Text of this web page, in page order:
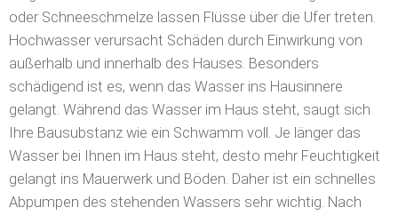
oder Schneeschmelze lassen Flüsse über die Ufer treten.
Hochwasser verursacht Schäden durch Einwirkung von
außerhalb und innerhalb des Hauses. Besonders
schädigend ist es, wenn das Wasser ins Hausinnere
gelangt. Während das Wasser im Haus steht, saugt sich
Ihre Bausubstanz wie ein Schwamm voll. Je länger das
Wasser bei Ihnen im Haus steht, desto mehr Feuchtigkeit
gelangt ins Mauerwerk und Böden. Daher ist ein schnelles
Abpumpen des stehenden Wassers sehr wichtig. Nach